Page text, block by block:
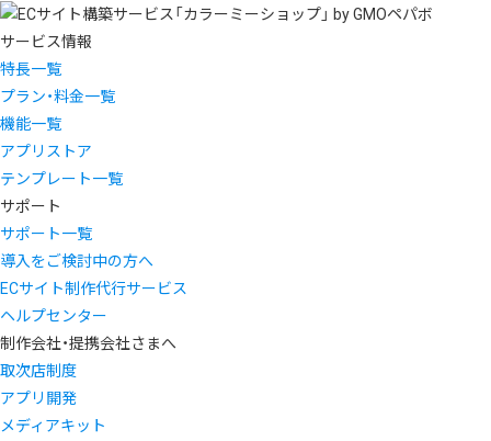
サービス情報
特長一覧
プラン・料金一覧
機能一覧
アプリストア
テンプレート一覧
サポート
サポート一覧
導入をご検討中の方へ
ECサイト制作代行サービス
ヘルプセンター
制作会社・提携会社さまへ
取次店制度
アプリ開発
メディアキット